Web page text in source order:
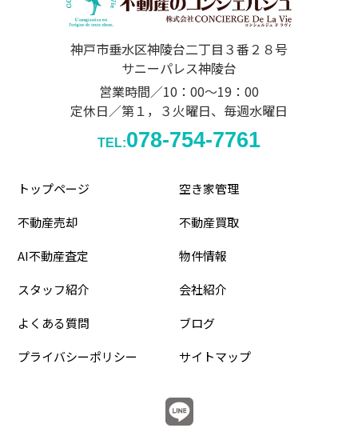
神戸市垂水区神陵台二丁目３番２８号
サニーパレス神陵台
営業時間／10：00～19：00
定休日／第１，３火曜日、毎週水曜日
TEL:078-754-7761
トップページ
空き家管理
不動産売却
不動産買取
AI不動産査定
物件情報
スタッフ紹介
会社紹介
よくある質問
ブログ
プライバシーポリシー
サイトマップ